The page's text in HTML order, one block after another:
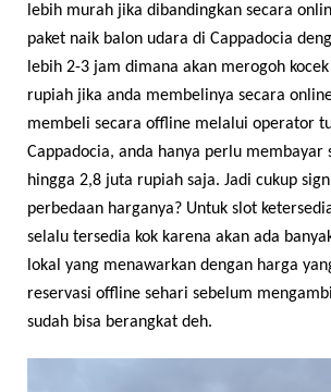
lebih murah jika dibandingkan secara
paket naik balon udara di Cappadocia
lebih 2-3 jam dimana akan merogoh
rupiah jika anda membelinya secara
membeli secara offline melalui operator
Cappadocia, anda hanya perlu membayar
hingga 2,8 juta rupiah saja. Jadi cukup
perbedaan harganya? Untuk slot
selalu tersedia kok karena akan ada
lokal yang menawarkan dengan harga
reservasi offline sehari sebelum
sudah bisa berangkat deh.